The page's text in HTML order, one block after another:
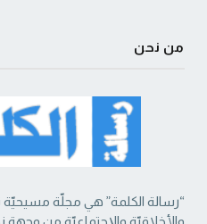
من نحن
“رسالة الكلمة” هي مجلّة مسيحيّة